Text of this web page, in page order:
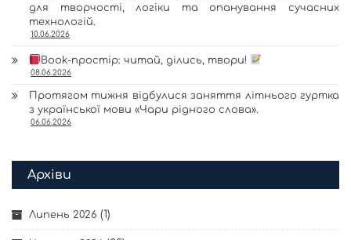
для творчості, логіки та опанування сучасних
технологій.
10.06.2026
Book-простір: читай, ділись, твори!
08.06.2026
Протягом тижня відбулися заняття літнього гуртка
з української мови «Чари рідного слова».
06.06.2026
Архіви
Липень 2026 (1)